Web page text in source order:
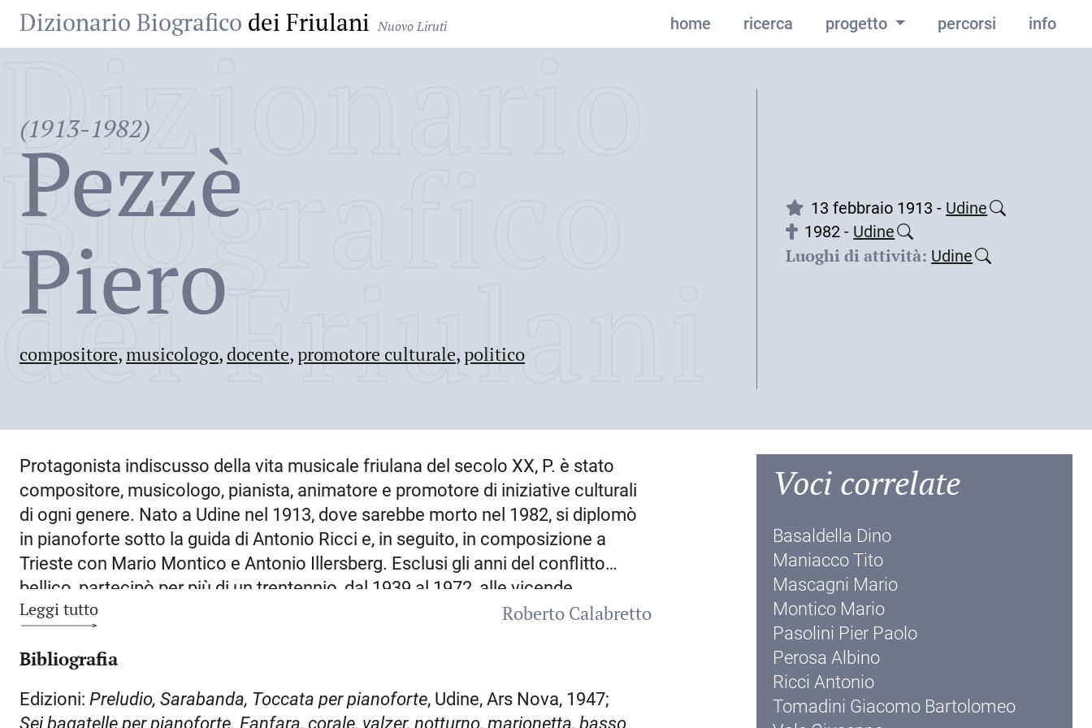
Dizionario Biografico dei Friulani Nuovo Liruti home ricerca progetto percorsi info
(1913-1982)
Pezzè
Piero
compositore,musicologo, docente,promotore culturale,politico
Dizionario
Biografico
dei Friulani
13 febbraio 1913 - Udine
1982 - Udine
Luoghi di attività: Udine
Protagonista indiscusso della vita musicale friulana del secolo XX, P. è stato
compositore, musicologo, pianista, animatore e promotore di iniziative culturali
di ogni genere. Nato a Udine nel 1913, dove sarebbe morto nel 1982, si diplomò
in pianoforte sotto la guida di Antonio Ricci e, in seguito, in composizione a
Trieste con Mario Montico e Antonio Illersberg. Esclusi gli anni del conflitto
bellico, partecipò per più di un trentennio, dal 1939 al 1972, alle vicende
dell’Istituto musicale Iacopo Tomadini dove, nel corso degli anni, fu docente di
musicale generale, letteratura poetica e drammatica, esercitazioni di musica da
biblioteca. La modernità del suo insegnamento delle discipline storiche e
Leggi tutto
Roberto Calabretto
Bibliografia
Edizioni: Preludio, Sarabanda, Toccata per pianoforte, Udine, Ars Nova, 1947;
Sei bagatelle per pianoforte. Fanfara, corale, valzer, notturno, marionetta, basso
Voci correlate
Basaldella Dino
Maniacco Tito
Mascagni Mario
Montico Mario
Pasolini Pier Paolo
Perosa Albino
Ricci Antonio
Tomadini Giacomo Bartolomeo